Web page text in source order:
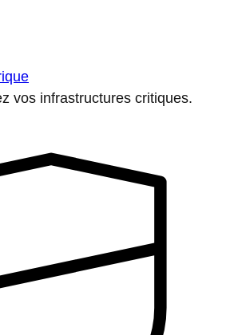
vos infrastructures critiques.